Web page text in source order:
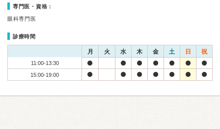
専門医・資格：
眼科専門医
診療時間
月 火 水 木 金 土 日 祝
11:00-13:30
15:00-19:00